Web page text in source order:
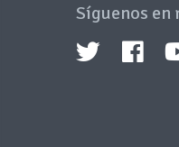
Síguenos en